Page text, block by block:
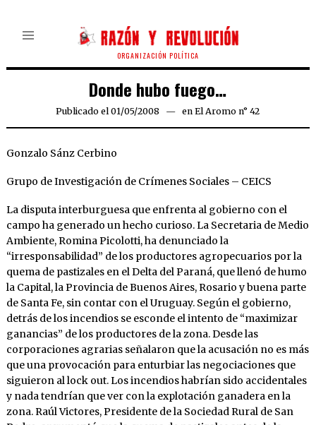
ORGANIZACIÓN POLÍTICA
Donde hubo fuego…
Publicado el 01/05/2008 24/03/2020
en El Aromo n° 42
Gonzalo Sánz Cerbino
Grupo de Investigación de Crímenes Sociales – CEICS
La disputa interburguesa que enfrenta al gobierno con el
campo ha generado un hecho curioso. La Secretaria de Medio
Ambiente, Romina Picolotti, ha denunciado la
“irresponsabilidad” de los productores agropecuarios por la
quema de pastizales en el Delta del Paraná, que llenó de humo
la Capital, la Provincia de Buenos Aires, Rosario y buena parte
de Santa Fe, sin contar con el Uruguay. Según el gobierno,
detrás de los incendios se esconde el intento de “maximizar
ganancias” de los productores de la zona. Desde las
corporaciones agrarias señalaron que la acusación no es más
que una provocación para enturbiar las negociaciones que
siguieron al lock out. Los incendios habrían sido accidentales
y nada tendrían que ver con la explotación ganadera en la
zona. Raúl Victores, Presidente de la Sociedad Rural de San